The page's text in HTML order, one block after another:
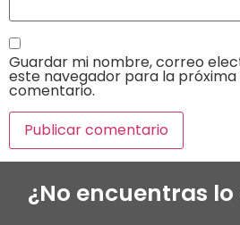
Guardar mi nombre, correo
este navegador para la próxima
comentario.
¿No encuentras